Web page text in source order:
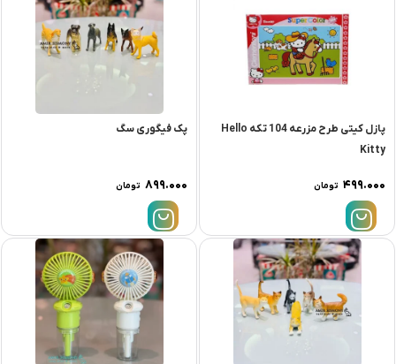
پازل کيتی طرح مزرعه 104 تکه Hello
Kitty
۴۹۹.۰۰۰ تومان
پک فیگوری سگ
۸۹۹.۰۰۰ تومان